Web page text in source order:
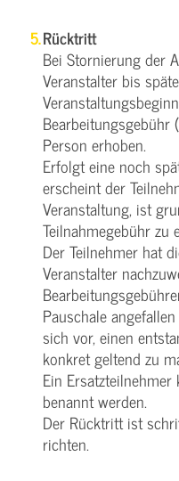
Rücktritt
Bei Stornierung der
Veranstalter bis
Bearbeitungsgebühr
Person erhoben.
Erfolgt eine noch
erscheint der
Veranstaltung, ist
Teilnahmegebühr zu
Der Teilnehmer hat
Veranstalter
Pauschale
sich vor, einen
konkret geltend zu
Ein
benannt werden.
Der Rücktritt ist
richten.